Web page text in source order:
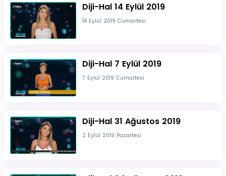
Diji-Hal 14 Eylül 2019
14 Eylül 2019 Cumartesi
Diji-Hal 7 Eylül 2019
7 Eylül 2019 Cumartesi
Diji-Hal 31 Ağustos 2019
2 Eylül 2019 Pazartesi